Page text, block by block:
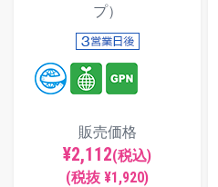
プ）
販売価格
¥2,112(税込)
(税抜 ¥1,920)